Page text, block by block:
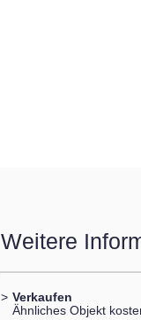
Weitere
> Verkaufen
Ähnliches Objekt